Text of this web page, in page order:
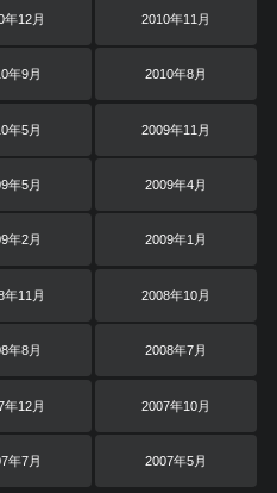
年12月 2010年11月
年9月 2010年8月
年5月 2009年11月
年5月 2009年4月
年2月 2009年1月
年11月 2008年10月
年8月 2008年7月
年12月 2007年10月
年7月 2007年5月